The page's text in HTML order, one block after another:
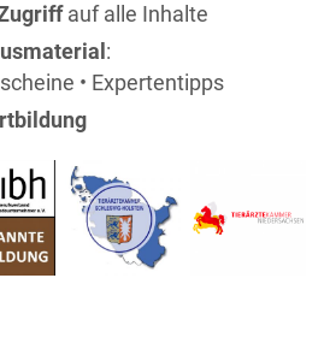
auf alle Inhalte
:
• Expertentipps